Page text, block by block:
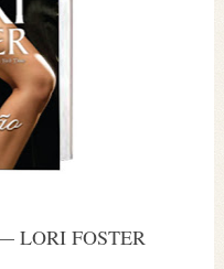
LORI FOSTER